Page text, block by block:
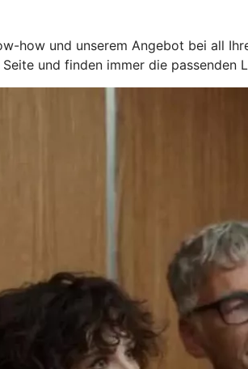
how und unserem Angebot bei all
und finden immer die passenden